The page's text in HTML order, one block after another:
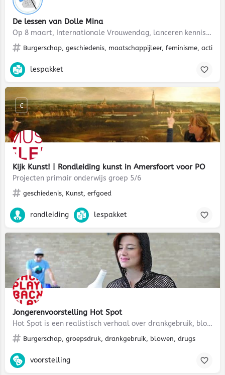
De lessen van Dolle Mina
Op 8 maart, Internationale Vrouwendag, lanceren kennisinstituut Atria en educatieplatform F-site De lessen…
Burgerschap, geschiedenis, maatschappijleer, feminisme,
lespakket
Kijk Kunst! | Rondleiding kunst in Amersfoort voor PO
Projecten primair onderwijs groep 5/6
geschiedenis, Kunst, erfgoed
€
rondleiding lespakket
Jongerenvoorstelling Hot Spot
Hot Spot is een realistisch verhaal over drankgebruik, blowen, vriendschap en feesten. Tijdens het…
Burgerschap, groepsdruk, drankgebruik, blowen, drugs
voorstelling